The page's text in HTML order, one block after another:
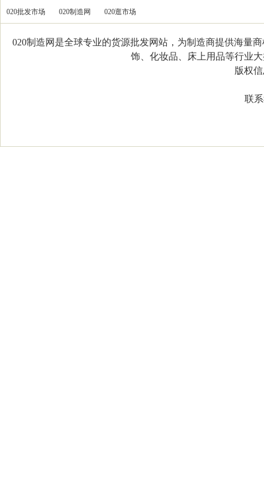
020批发市场 020制造网 020逛市场
020制造网是全球专业的货源批发网站，为制造商提供海量
饰、化妆品、床上用品等行业
版权信
联